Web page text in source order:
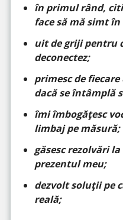
în primul rând,
face să mă simt
uit de griji pentru
deconectez;
primesc de
dacă se întâmplă
îmi îmbogățesc
limbaj pe măsură;
găsesc rezolvări
prezentul meu;
dezvolt soluții pe
reală;